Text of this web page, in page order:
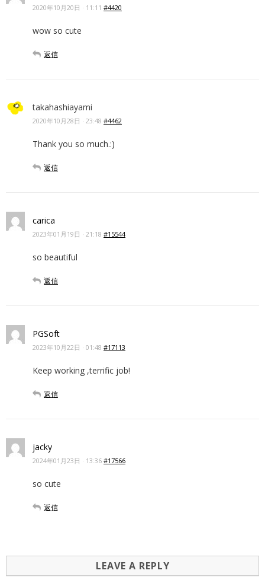
2020年10月20日 · 11:11 #4420
wow so cute
返信
takahashiayami
2020年10月28日 · 23:48 #4462
Thank you so much.:)
返信
carica
2023年01月19日 · 21:18 #15544
so beautiful
返信
PGSoft
2023年10月22日 · 01:48 #17113
Keep working ,terrific job!
返信
jacky
2024年01月23日 · 13:36 #17566
so cute
返信
LEAVE A REPLY